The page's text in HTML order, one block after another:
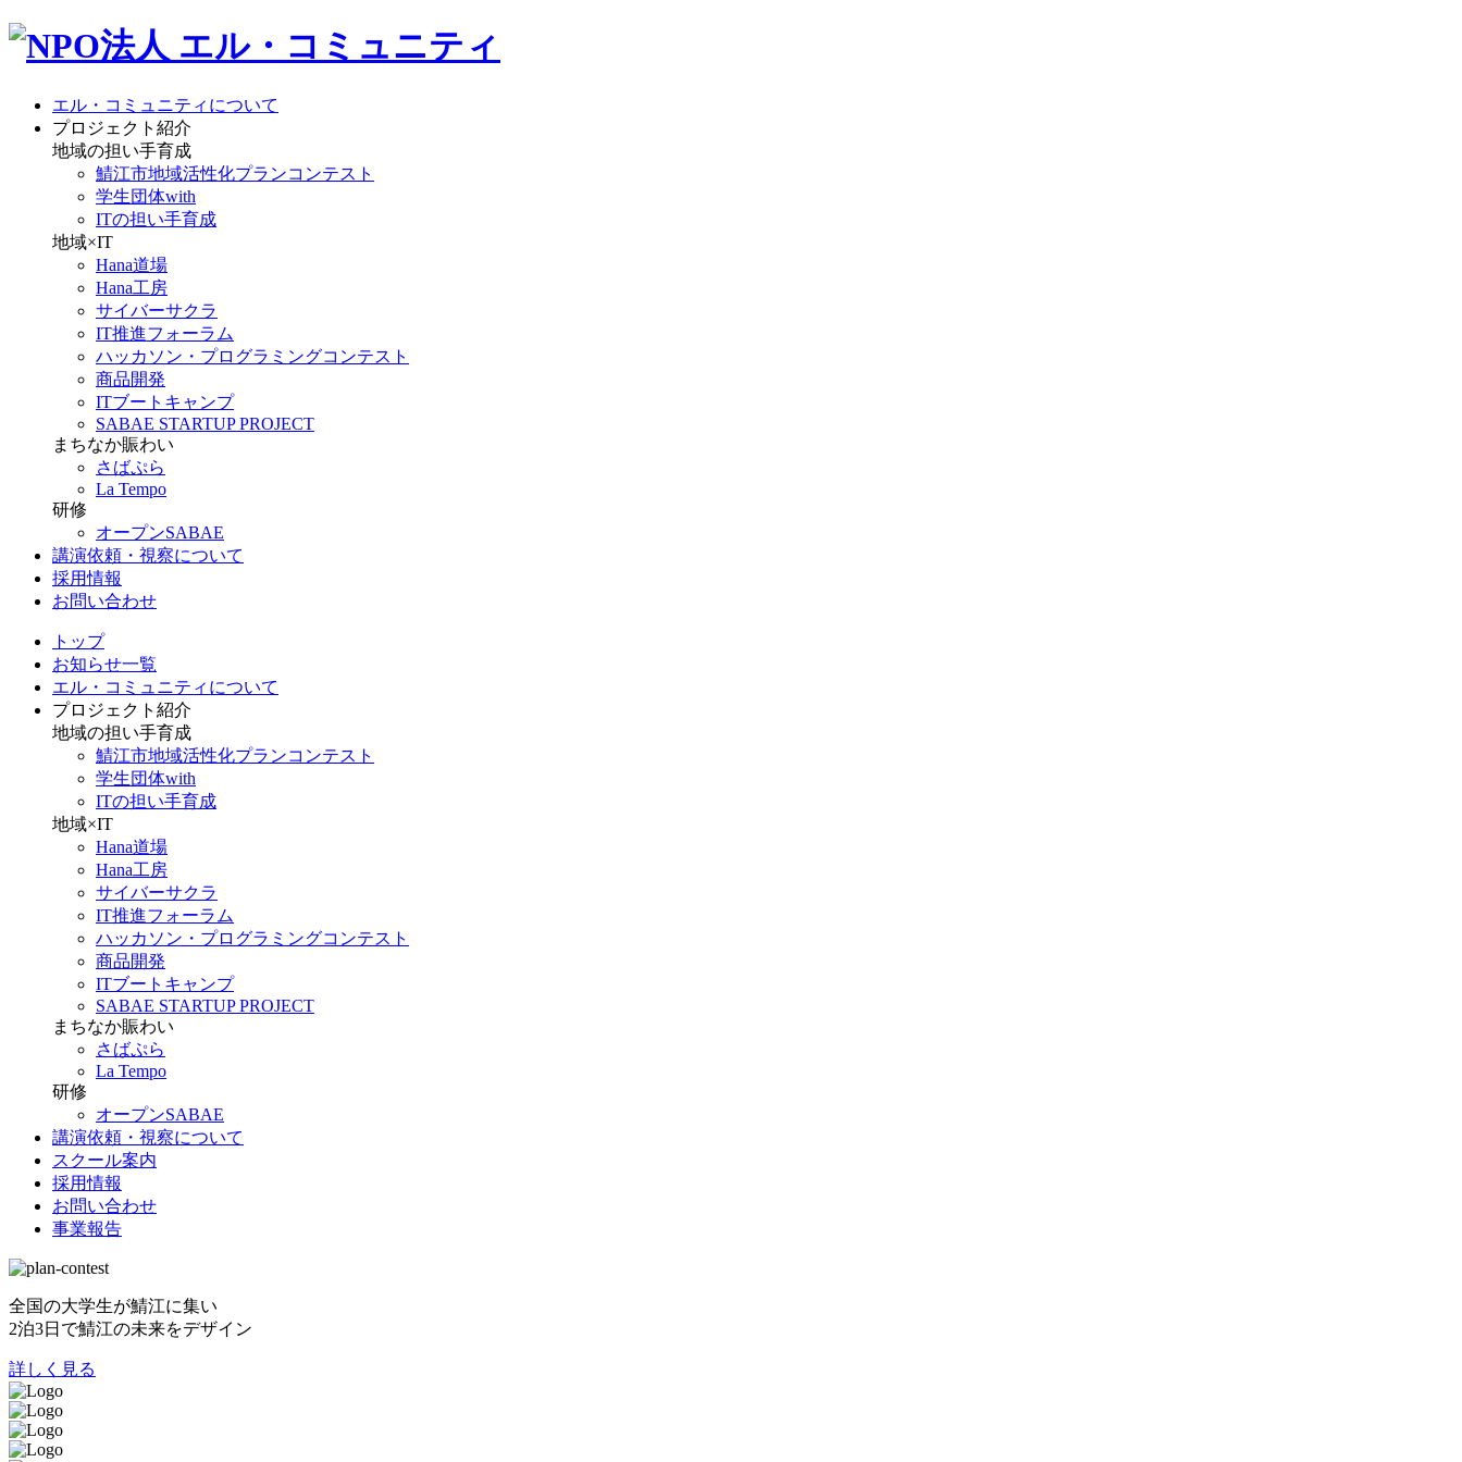
エル・コミュニティについて
プロジェクト紹介
地域の担い手育成
鯖江市地域活性化プランコンテスト
学生団体with
ITの担い手育成
地域×IT
Hana道場
Hana工房
サイバーサクラ
IT推進フォーラム
ハッカソン・プログラミングコンテスト
商品開発
ITブートキャンプ
SABAE STARTUP PROJECT
まちなか賑わい
さばぷら
La Tempo
研修
オープンSABAE
講演依頼・視察について
採用情報
お問い合わせ
トップ
お知らせ一覧
エル・コミュニティについて
プロジェクト紹介
地域の担い手育成
鯖江市地域活性化プランコンテスト
学生団体with
ITの担い手育成
地域×IT
Hana道場
Hana工房
サイバーサクラ
IT推進フォーラム
ハッカソン・プログラミングコンテスト
商品開発
ITブートキャンプ
SABAE STARTUP PROJECT
まちなか賑わい
さばぷら
La Tempo
研修
オープンSABAE
講演依頼・視察について
スクール案内
採用情報
お問い合わせ
事業報告
全国の大学生が鯖江に集い
2泊3日で鯖江の未来をデザイン
詳しく見る